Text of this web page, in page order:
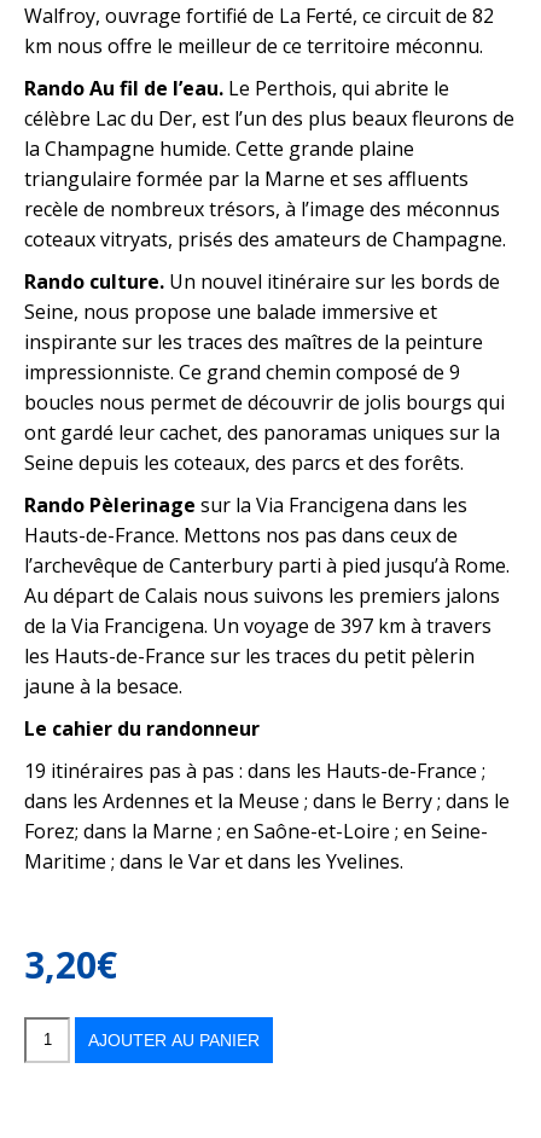
Walfroy, ouvrage fortifié de La Ferté, ce circuit de 82
km nous offre le meilleur de ce territoire méconnu.
Rando Au fil de l’eau. Le Perthois, qui abrite le
célèbre Lac du Der, est l’un des plus beaux fleurons de
la Champagne humide. Cette grande plaine
triangulaire formée par la Marne et ses affluents
recèle de nombreux trésors, à l’image des méconnus
coteaux vitryats, prisés des amateurs de Champagne.
Rando culture. Un nouvel itinéraire sur les bords de
Seine, nous propose une balade immersive et
inspirante sur les traces des maîtres de la peinture
impressionniste. Ce grand chemin composé de 9
boucles nous permet de découvrir de jolis bourgs qui
ont gardé leur cachet, des panoramas uniques sur la
Seine depuis les coteaux, des parcs et des forêts.
Rando Pèlerinage sur la Via Francigena dans les
Hauts-de-France. Mettons nos pas dans ceux de
l’archevêque de Canterbury parti à pied jusqu’à Rome.
Au départ de Calais nous suivons les premiers jalons
de la Via Francigena. Un voyage de 397 km à travers
les Hauts-de-France sur les traces du petit pèlerin
jaune à la besace.
Le cahier du randonneur
19 itinéraires pas à pas : dans les Hauts-de-France ;
dans les Ardennes et la Meuse ; dans le Berry ; dans le
Forez; dans la Marne ; en Saône-et-Loire ; en Seine-
Maritime ; dans le Var et dans les Yvelines.
3,20€
quantité
Balades
2024
AJOUTER AU PANIER